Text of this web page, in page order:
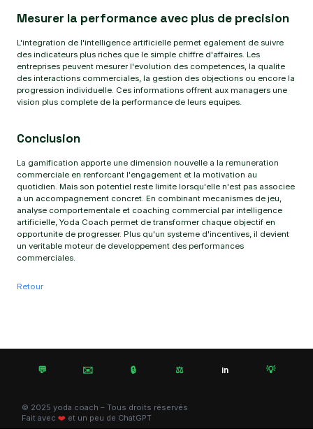
Mesurer la performance avec plus de precision
L'integration de l'intelligence artificielle permet egalement de suivre
des indicateurs plus riches que le simple chiffre d'affaires. Les
entreprises peuvent mesurer l'evolution des competences, la qualite
des interactions commerciales, la gestion des objections ou encore la
progression individuelle. Ces informations offrent aux managers une
vision plus complete de la performance de leurs equipes.
Conclusion
La gamification apporte une dimension nouvelle a la remuneration
commerciale en renforcant l'engagement et la motivation au
quotidien. Mais son potentiel reste limite lorsqu'elle n'est pas associee
a un accompagnement concret. En combinant mecanismes de jeu,
analyse comportementale et coaching commercial par intelligence
artificielle, Yoda Coach permet de transformer chaque objectif en
opportunite de progresser. Plus qu'un systeme d'incentives, il devient
un veritable moteur de developpement des performances
commerciales.
Retour
💬 ✉️ 🔒 ⚖️ in 💡
© 2025 yoda.coach – Tous droits réservés
Fait avec ❤️ et un peu de ChatGPT